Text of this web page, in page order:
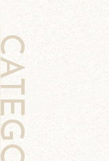
CATEGORY